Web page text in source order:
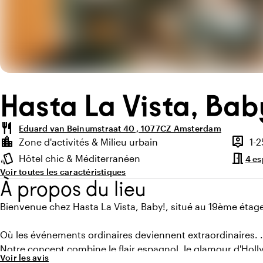
Hasta La Vista,
restaurant
Eduard van Beinumstraat 40 , 1077CZ Amsterdam
Points forts
location_city
Environnement
Zone d'activités & Milieu urbain person_pin 1-
style
Ambiance
Hôtel chic & Méditerranéen meeting_room 4
Voir toutes les caractéristiques
À propos du lieu
Bienvenue chez Hasta La Vista, Baby!, situé au 19ème
Où les événements ordinaires deviennent extraordinaires.
Notre concept combine le flair espagnol, le glamour
Voir les avis